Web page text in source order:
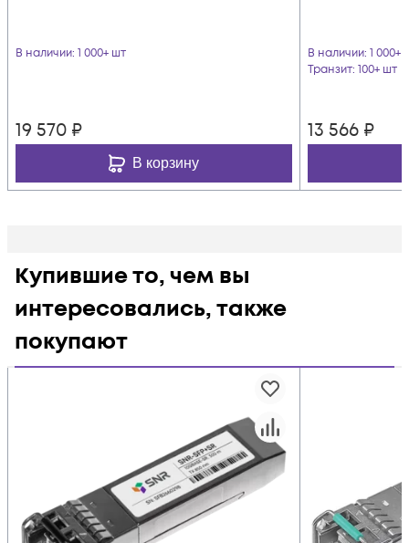
В наличии: 1 000+ шт
19 570 ₽
В корзину
В наличии: 1 000+
Транзит: 100+ шт
13 566 ₽
Купившие то, чем вы
интересовались, также
покупают